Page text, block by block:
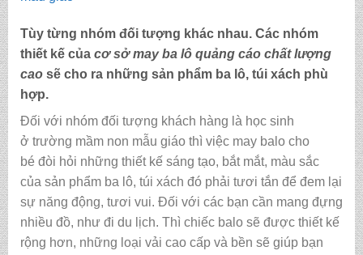
Tùy từng nhóm đối tượng khác nhau. Các nhóm
thiết kế của cơ sở may ba lô quảng cáo chất lượng
caosẽ cho ra những sản phẩm ba lô, túi xách phù
hợp.
Đối với nhóm đối tượng khách hàng là học sinh
ở trường mầm non mẫu giáo thì việc may balo cho
bé đòi hỏi những thiết kế sáng tạo, bắt mắt, màu sắc
của sản phẩm ba lô, túi xách đó phải tươi tắn để đem lại
sự năng động, tươi vui. Đối với các bạn cần mang đựng
nhiều đồ, như đi du lịch. Thì chiếc balo sẽ được thiết kế
rộng hơn, những loại vải cao cấp và bền sẽ giúp bạn